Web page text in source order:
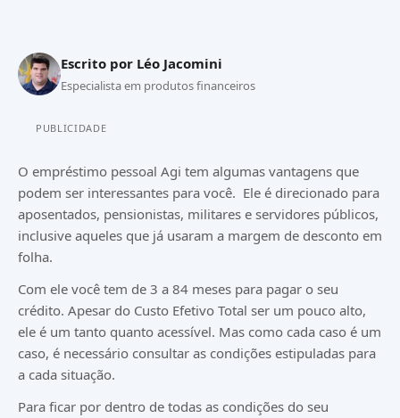
Escrito por Léo Jacomini
Especialista em produtos financeiros
PUBLICIDADE
O empréstimo pessoal Agi tem algumas vantagens que
podem ser interessantes para você. Ele é direcionado para
aposentados, pensionistas, militares e servidores públicos,
inclusive aqueles que já usaram a margem de desconto em
folha.
Com ele você tem de 3 a 84 meses para pagar o seu
crédito. Apesar do Custo Efetivo Total ser um pouco alto,
ele é um tanto quanto acessível. Mas como cada caso é um
caso, é necessário consultar as condições estipuladas para
a cada situação.
Para ficar por dentro de todas as condições do seu